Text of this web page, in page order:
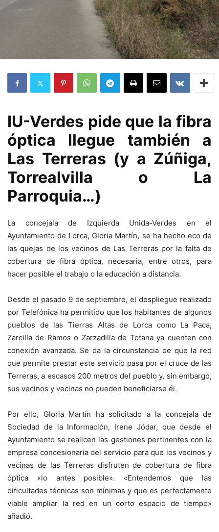
IU-Verdes pide que la fibra
óptica llegue también a
Las Terreras (y a Zúñiga,
Torrealvilla o La
Parroquia…)
La concejala de Izquierda Unida-Verdes en el
Ayuntamiento de Lorca, Gloria Martín, se ha hecho eco de
las quejas de los vecinos de Las Terreras por la falta de
cobertura de fibra óptica, necesaria, entre otros, para
hacer posible el trabajo o la educación a distancia.
Desde el pasado 9 de septiembre, el despliegue realizado
por Telefónica ha permitido que los habitantes de algunos
pueblos de las Tierras Altas de Lorca como La Paca,
Zarcilla de Ramos o Zarzadilla de Totana ya cuenten con
conexión avanzada. Se da la circunstancia de que la red
que permite prestar este servicio pasa por el cruce de las
Terreras, a escasos 200 metros del pueblo y, sin embargo,
sus vecinos y vecinas no pueden beneficiarse él.
Por ello, Gloria Martín ha solicitado a la concejala de
Sociedad de la Información, Irene Jódar, que desde el
Ayuntamiento se realicen las gestiones pertinentes con la
empresa concesionaria del servicio para que los vecinos y
vecinas de las Terreras disfruten de cobertura de fibra
óptica «lo antes posible». «Entendemos que las
dificultades técnicas son mínimas y que es perfectamente
viable ampliar la red en un corto espacio de tiempo»
añadió.